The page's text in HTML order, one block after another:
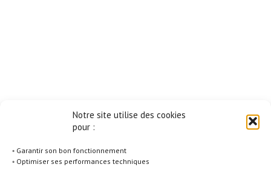
Notre site utilise des cookies
pour :
◦ Garantir son bon fonctionnement
◦ Optimiser ses performances techniques